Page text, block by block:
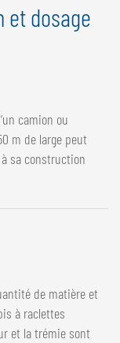
et dosage
camion ou
m de large peut
sa construction
de matière et
à raclettes
et la trémie sont